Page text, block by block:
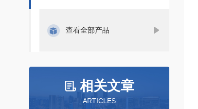
查看全部产品
相关文章
ARTICLES